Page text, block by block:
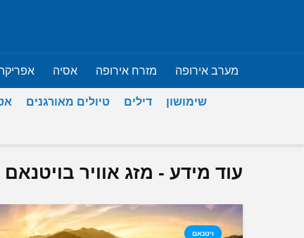
מערב אירופה מזרח אירופה אסיה
שימושון דילים טיולים מאורגנים
עוד מידע - מזג אוויר בויטנאם
ויטנאם